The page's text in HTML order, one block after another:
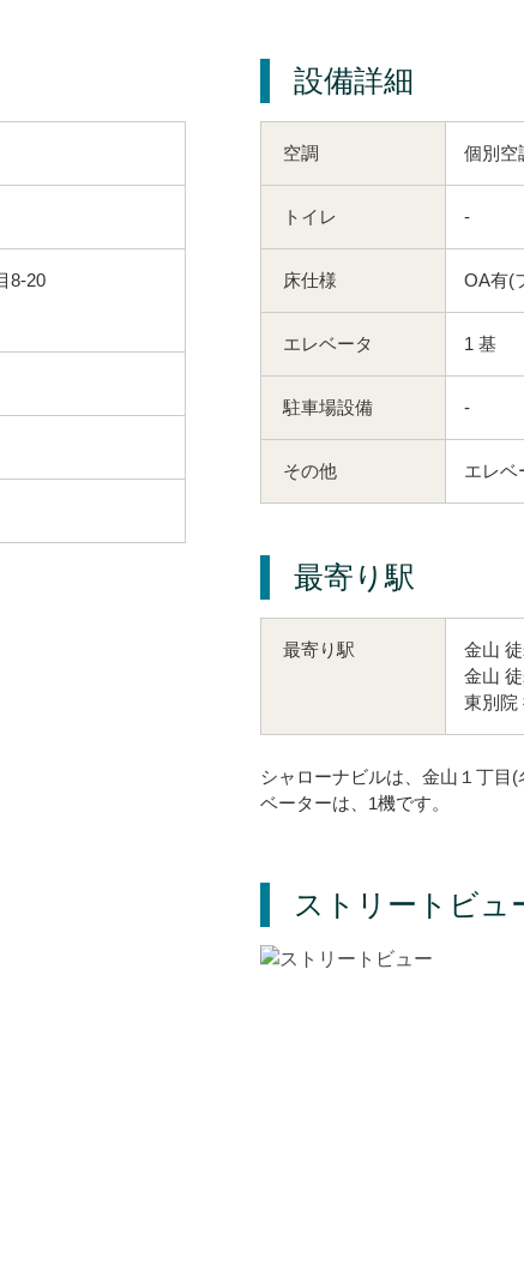
8-20
設備詳細
空調 個別空
トイレ -
床仕様 OA有(
エレベータ 1 基
駐車場設備 -
その他 エレベ
最寄り駅
最寄り駅
金山
金山
東別院
シャローナビルは、金山１丁目
ベーターは、1機です。
ストリートビュ